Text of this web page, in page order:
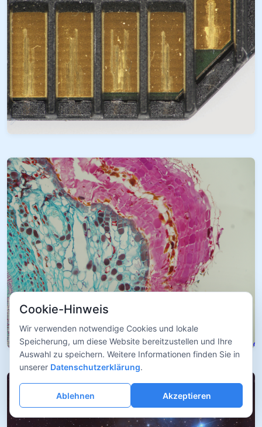
Cookie-Hinweis
Wir verwenden notwendige Cookies und lokale
Speicherung, um diese Website bereitzustellen und Ihre
Auswahl zu speichern. Weitere Informationen finden Sie in
unserer Datenschutzerklärung.
Ablehnen Akzeptieren